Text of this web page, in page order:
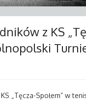
z KS
„Tęcza-Społem” w